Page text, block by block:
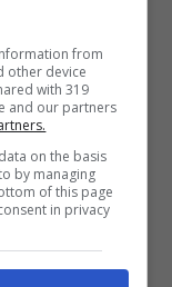
Instagram)
i
ogni volta
from
other device
with 319
and our partners
on the basis
by managing
of this page
in privacy